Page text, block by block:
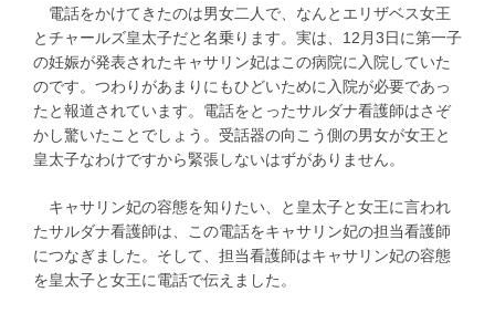
電話をかけてきたのは男女二人で、なんとエリザベス女王
とチャールズ皇太子だと名乗ります。実は、12月3日に第一子
の妊娠が発表されたキャサリン妃はこの病院に入院していた
のです。つわりがあまりにもひどいために入院が必要であっ
たと報道されています。電話をとったサルダナ看護師はさぞ
かし驚いたことでしょう。受話器の向こう側の男女が女王と
皇太子なわけですから緊張しないはずがありません。
キャサリン妃の容態を知りたい、と皇太子と女王に言われ
たサルダナ看護師は、この電話をキャサリン妃の担当看護師
につなぎました。そして、担当看護師はキャサリン妃の容態
を皇太子と女王に電話で伝えました。